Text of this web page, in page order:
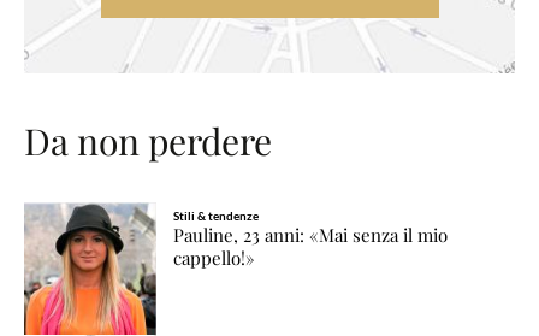
Da non perdere
Stili & tendenze
Pauline, 23 anni: «Mai senza il mio
cappello!»